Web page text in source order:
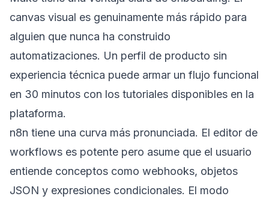
canvas visual es genuinamente más rápido para
alguien que nunca ha construido
automatizaciones. Un perfil de producto sin
experiencia técnica puede armar un flujo funcional
en 30 minutos con los tutoriales disponibles en la
plataforma.
n8n tiene una curva más pronunciada. El editor de
workflows es potente pero asume que el usuario
entiende conceptos como webhooks, objetos
JSON y expresiones condicionales. El modo